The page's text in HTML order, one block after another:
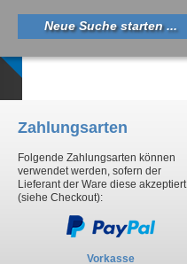
Neue Suche starten ...
Zahlungsarten
Folgende Zahlungsarten können
verwendet werden, sofern der
Lieferant der Ware diese akzeptiert
(siehe Checkout):
Vorkasse